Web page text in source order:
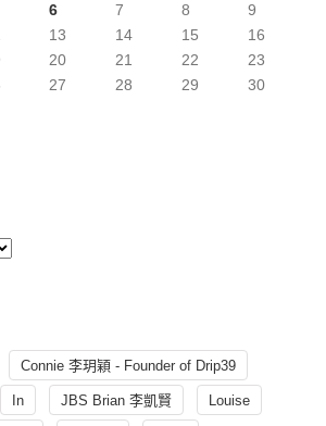
6 7 8
9
13 14 15
16
20 21 22
23
27 28 29
30
Connie 李玥穎 - Founder of Drip39
In JBS Brian 李凱賢 Louise